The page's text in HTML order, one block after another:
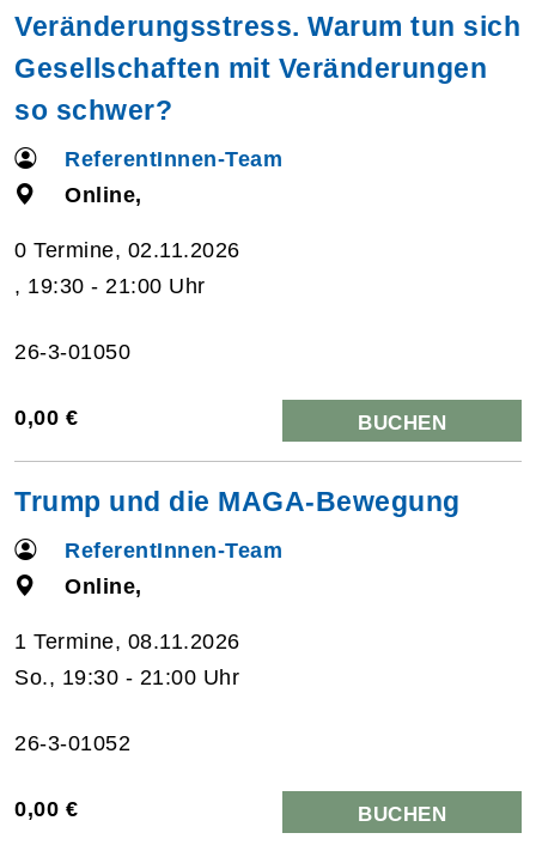
Veränderungsstress. Warum tun sich
Gesellschaften mit Veränderungen
so schwer?
ReferentInnen-Team
Online,
0 Termine, 02.11.2026
, 19:30 - 21:00 Uhr
26-3-01050
0,00 € BUCHEN
Trump und die MAGA-Bewegung
ReferentInnen-Team
Online,
1 Termine, 08.11.2026
So., 19:30 - 21:00 Uhr
26-3-01052
0,00 € BUCHEN